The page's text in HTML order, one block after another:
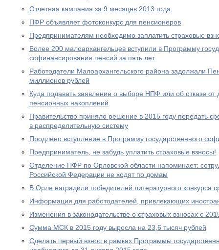
Отчетная кампания за 9 месяцев 2013 года
ПФР объявляет фотоконкурс для пенсионеров
Предпринимателям необходимо заплатить страховые
Более 200 малоархангельцев вступили в Программу
софинансирования пенсий за пять лет.
Работодатели Малоархангельского района задолжали
миллионов рублей
Куда подавать заявление о выборе НПФ или об отказе
пенсионных накоплений
Правительство приняло решение в 2015 году передать
в распределительную систему
Продлено вступление в Программу государственного
Предприниматель, не забудь уплатить страховые взносы!
Отделение ПФР по Орловской области напоминает:
Российской Федерации не ходят по домам
В Орле наградили победителей литературного конкурса
Информация для работодателей, привлекающих
Изменения в законодательстве о страховых взносах с
Сумма МСК в 2015 году выросла на 23,6 тысяч рублей
Сделать первый взнос в рамках Программы